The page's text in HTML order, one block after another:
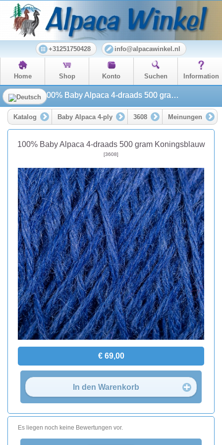
+31251750428 info@alpacawinkel.nl
Home Shop Konto Suchen Information
100% Baby Alpaca 4-draads 500 gram Koningsblauw
Katalog Baby Alpaca 4-ply 3608 Meinungen
100% Baby Alpaca 4-draads 500 gram Koningsblauw
[3608]
€ 69,00
In den Warenkorb
Es liegen noch keine Bewertungen vor.